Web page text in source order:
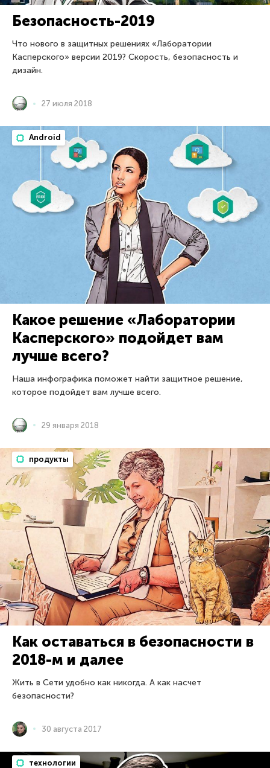
Безопасность-2019
Что нового в защитных решениях «Лаборатории
Касперского» версии 2019? Скорость, безопасность и
дизайн.
27 июля 2018
Android
Какое решение «Лаборатории
Касперского» подойдет вам
лучше всего?
Наша инфографика поможет найти защитное решение,
которое подойдет вам лучше всего.
29 января 2018
продукты
Как оставаться в безопасности в
2018-м и далее
Жить в Сети удобно как никогда. А как насчет
безопасности?
30 августа 2017
технологии